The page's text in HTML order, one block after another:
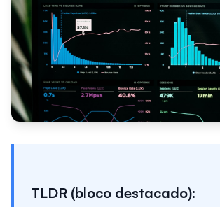
TLDR (bloco destacado):